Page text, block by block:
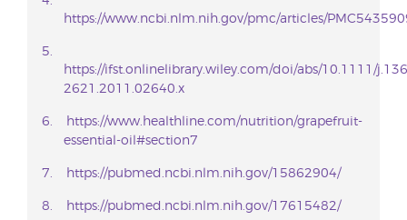
https://www.ncbi.nlm.nih.gov/pmc/articles/
https://ifst.onlinelibrary.wiley.com/doi/abs/10.1111/
2621.2011.02640.x
https://www.healthline.com/nutrition/grapefruit-
essential-oil#section7
https://pubmed.ncbi.nlm.nih.gov/15862904/
https://pubmed.ncbi.nlm.nih.gov/17615482/